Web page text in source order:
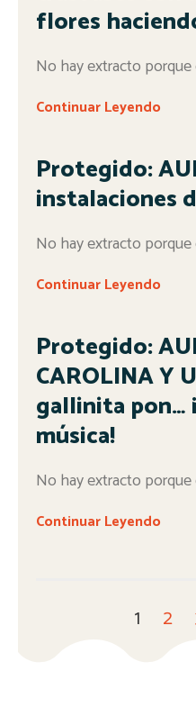
flores
No hay extracto porque
Continuar Leyendo
Protegido:
instalaciones
No hay extracto porque
Continuar Leyendo
Protegido:
CAROLINA Y
gallinita pon…
música!
No hay extracto porque
Continuar Leyendo
1 2